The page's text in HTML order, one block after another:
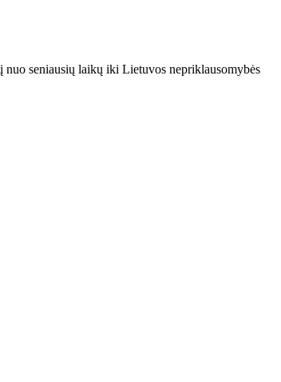
seniausių laikų iki Lietuvos nepriklausomybės